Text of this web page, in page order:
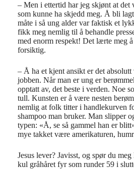
– Men i ettertid har jeg skjønt at det
som kunne ha skjedd meg. Å bli
måte i så ung alder var faktisk et
fikk meg nemlig til å behandle
med enorm respekt! Det lærte meg
forsiktig.
– Å ha et kjent ansikt er det absolutt
jobben. Når man er ung er
opptatt av, det beste i verden. Noe
tull. Kunsten er å være nesten
nemlig at folk titter i handlekurven
shampoo man bruker. Man slipper
typen: «Å, se så gammel han er
mye takket være amerikaturen,
Jesus lever? Javisst, og spør du
kul gråhåret fyr som runder 59 i